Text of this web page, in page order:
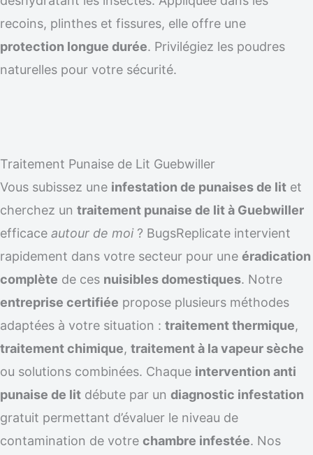
recoins, plinthes et fissures, elle offre une
protection longue durée. Privilégiez les poudres
naturelles pour votre sécurité.
Traitement Punaise de Lit Guebwiller
Vous subissez une infestation de punaises de lit et
cherchez un traitement punaise de lit à Guebwiller
efficace autour de moi? BugsReplicate intervient
rapidement dans votre secteur pour une éradication
complète de ces nuisibles domestiques. Notre
entreprise certifiée propose plusieurs méthodes
adaptées à votre situation : traitement thermique,
traitement chimique, traitement à la vapeur sèche
ou solutions combinées. Chaque intervention anti
punaise de lit débute par un diagnostic infestation
gratuit permettant d’évaluer le niveau de
contamination de votre chambre infestée. Nos